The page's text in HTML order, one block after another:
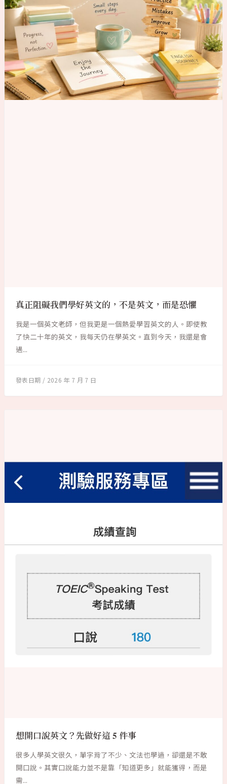
真正阻礙我們學好英文的，不是英文，而是恐懼
我是一個英文老師，但我更是一個熱愛學習英文的人。即使教
了快二十年的英文，我每天仍在學英文。直到今天，我還是會
遇...
2026 年 7 月 7 日
想開口說英文？先做好這 5 件事
很多人學英文很久，單字背了不少、文法也學過，卻還是不敢
開口說。其實口說能力並不是靠「知道更多」就能獲得，而是
需...